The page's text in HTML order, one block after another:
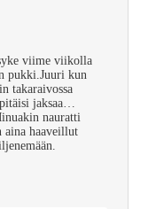
viime viikolla
pukki.Juuri kun
takaraivossa
jaksaa…
nauratti
aina haaveillut